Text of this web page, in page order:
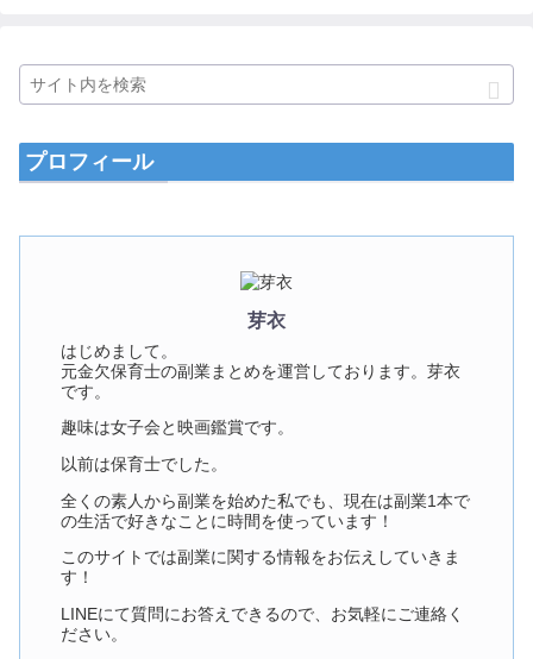
プロフィール
芽衣
はじめまして。
元金欠保育士の副業まとめを運営しております。芽衣
です。
趣味は女子会と映画鑑賞です。
以前は保育士でした。
全くの素人から副業を始めた私でも、現在は副業1本で
の生活で好きなことに時間を使っています！
このサイトでは副業に関する情報をお伝えしていきま
す！
LINEにて質問にお答えできるので、お気軽にご連絡く
ださい。